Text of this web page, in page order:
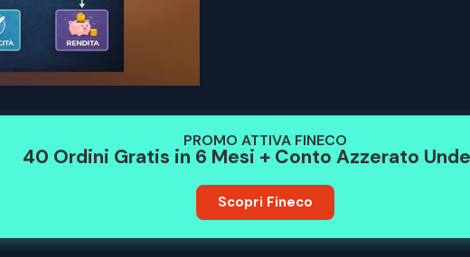
PROMO ATTIVA FINECO
40 Ordini Gratis in 6 Mesi + Conto Azzerato
Scopri Fineco